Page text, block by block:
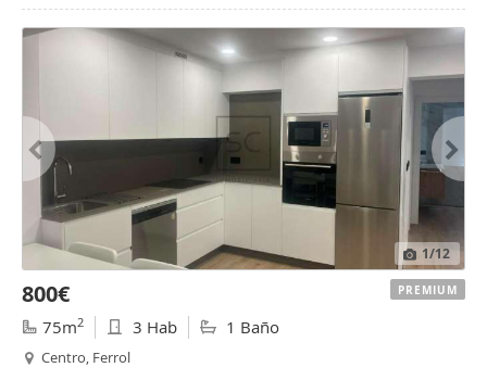
1/12
800€
75m2 3 Hab 1 Baño
Centro, Ferrol
PREMIUM